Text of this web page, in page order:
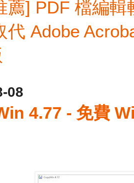
薦] PDF 檔編
代 Adobe
08
4.77 - 免費